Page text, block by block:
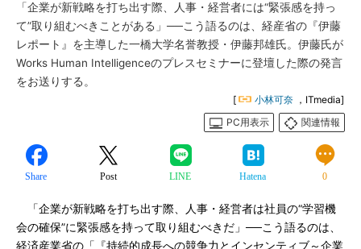
「企業が新戦略を打ち出す際、人事・経営者には“緊張感を持っ
て”取り組むべきことがある」──こう語るのは、経産省の『伊藤
レポート』を主導した一橋大学名誉教授・伊藤邦雄氏。伊藤氏が
Works Human Intelligenceのプレスセミナーに登壇した際の発言
をお送りする。
[ 小林可奈 ，ITmedia]
PC用表示
関連情報
Share Post LINE Hatena 0
「企業が新戦略を打ち出す際、人事・経営者は社員の“学習機
会の確保”に緊張感を持って取り組むべきだ」──こう語るのは、
経済産業省の「『持続的成長への競争力とインセンティブ～企業